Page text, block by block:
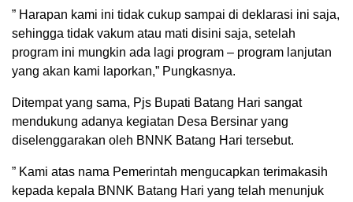
” Harapan kami ini tidak cukup sampai di deklarasi ini saja,
sehingga tidak vakum atau mati disini saja, setelah
program ini mungkin ada lagi program – program lanjutan
yang akan kami laporkan,” Pungkasnya.
Ditempat yang sama, Pjs Bupati Batang Hari sangat
mendukung adanya kegiatan Desa Bersinar yang
diselenggarakan oleh BNNK Batang Hari tersebut.
” Kami atas nama Pemerintah mengucapkan terimakasih
kepada kepala BNNK Batang Hari yang telah menunjuk